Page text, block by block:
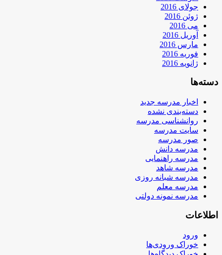
جولای 2016
ژوئن 2016
می 2016
آوریل 2016
مارس 2016
فوریه 2016
ژانویه 2016
دسته‌ها
اخبار مدرسه جدید
دسته‌بندی نشده
روانشناسی مدرسه
سایت مدرسه
صور مدرسه
مدرسه دانش
مدرسه راهنمایی
مدرسه شاهد
مدرسه شبانه روزی
مدرسه معلم
مدرسه نمونه دولتی
اطلاعات
ورود
خوراک ورودی‌ها